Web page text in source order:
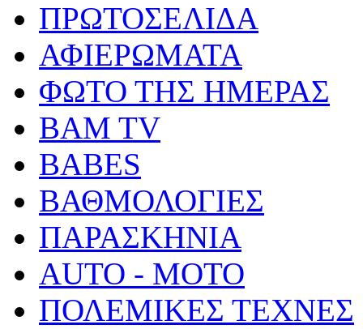
ΠΡΩΤΟΣΕΛΙΔΑ
ΑΦΙΕΡΩΜΑΤΑ
ΦΩΤΟ ΤΗΣ ΗΜΕΡΑΣ
BAM TV
BABES
ΒΑΘΜΟΛΟΓΙΕΣ
ΠΑΡΑΣΚΗΝΙΑ
AUTO - MOTO
ΠΟΛΕΜΙΚΕΣ ΤΕΧΝΕΣ